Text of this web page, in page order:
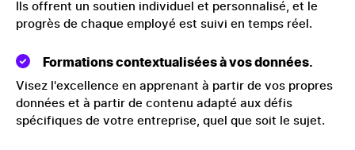
Ils offrent un soutien individuel et personnalisé, et le
progrès de chaque employé est suivi en temps réel.
Formations contextualisées à vos données.
Visez l'excellence en apprenant à partir de vos propres
données et à partir de contenu adapté aux défis
spécifiques de votre entreprise, quel que soit le sujet.